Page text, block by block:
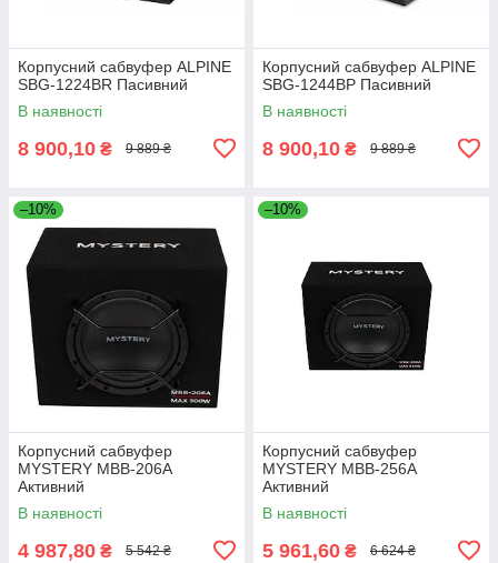
Корпусний сабвуфер ALPINE
SBG-1224BR Пасивний
В наявності
8 900,10 ₴ 9 889 ₴
Корпусний сабвуфер ALPINE
SBG-1244BP Пасивний
В наявності
8 900,10 ₴ 9 889 ₴
–10%
Корпусний сабвуфер
MYSTERY MBB-206A
Активний
В наявності
4 987,80 ₴ 5 542 ₴
–10%
Корпусний сабвуфер
MYSTERY MBB-256A
Активний
В наявності
5 961,60 ₴ 6 624 ₴